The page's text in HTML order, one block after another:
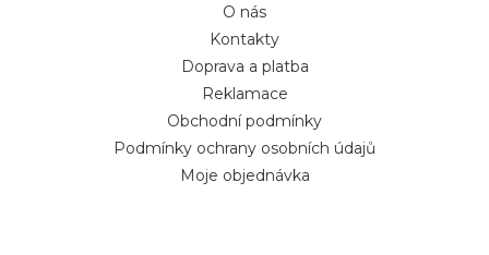
O nás
Kontakty
Doprava a platba
Reklamace
Obchodní podmínky
Podmínky ochrany osobních údajů
Moje objednávka